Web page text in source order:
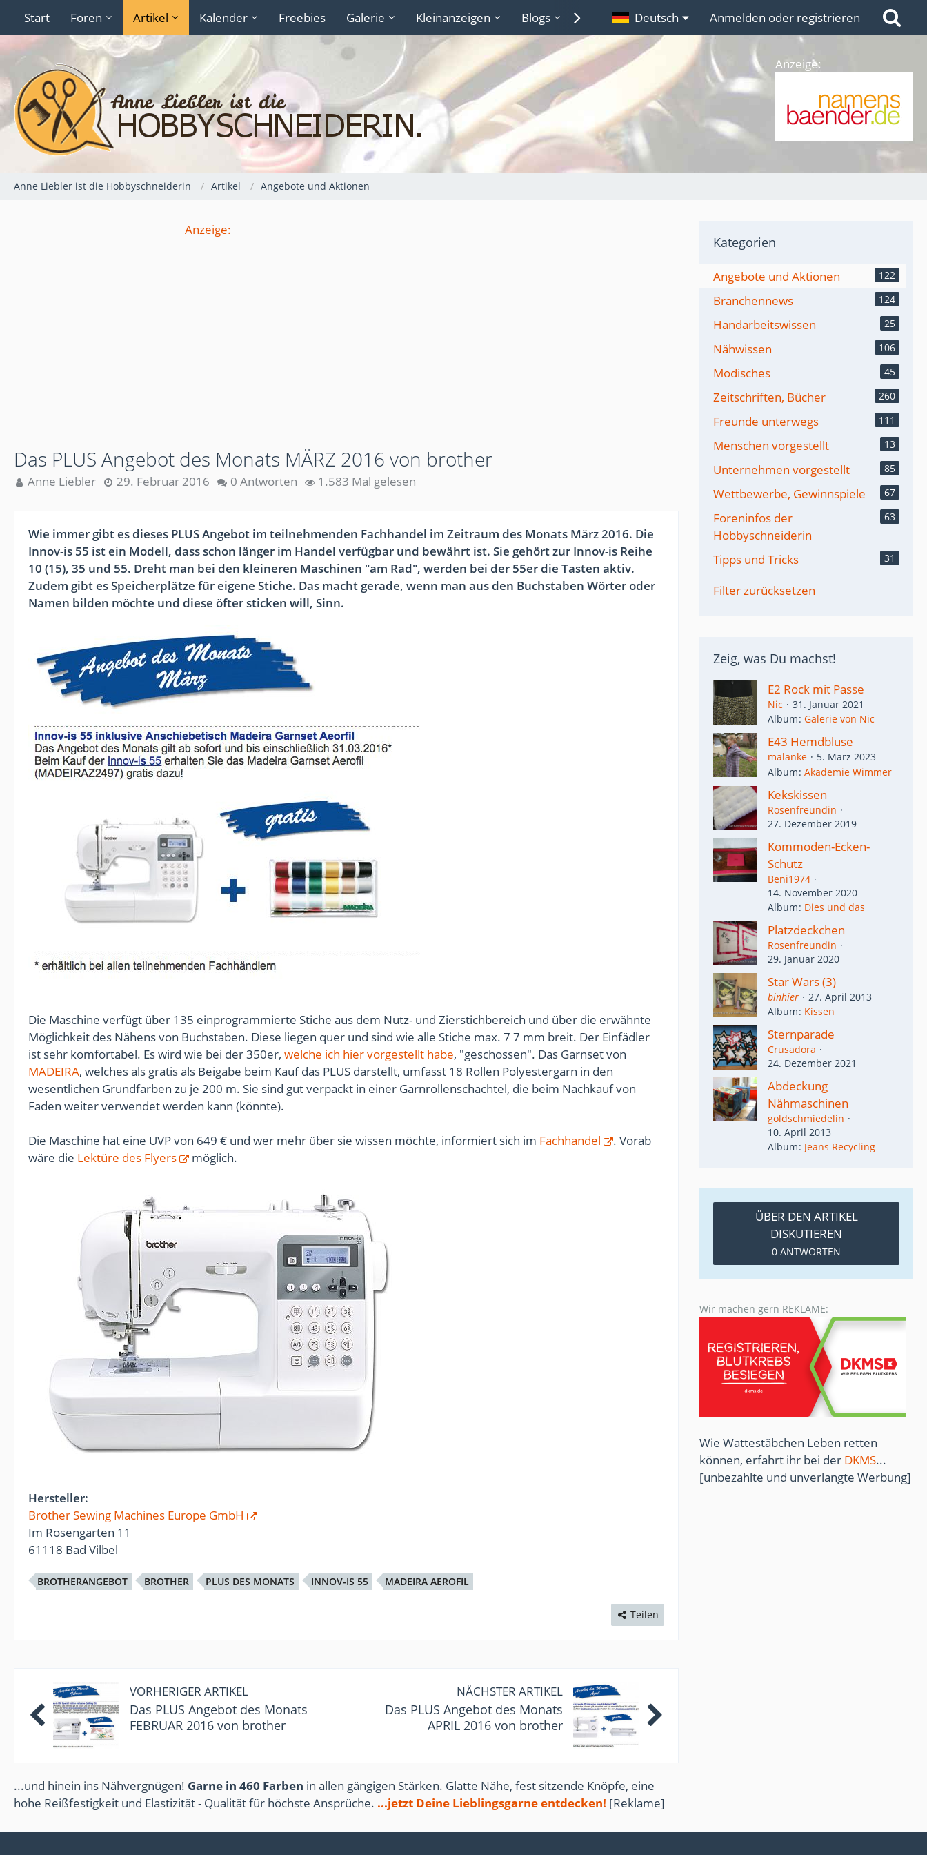
Start Foren Artikel Kalender Freebies Galerie Kleinanzeigen Blogs Lexikon Links
Deutsch Anmelden oder registrieren
Anzeige:
Anne Liebler ist die Hobbyschneiderin Artikel Angebote und Aktionen
Anzeige:
Das PLUS Angebot des Monats MÄRZ 2016 von brother
Anne Liebler 29. Februar 2016 0 Antworten 1.583 Mal gelesen
Wie immer gibt es dieses PLUS Angebot im teilnehmenden Fachhandel im Zeitraum des Monats März 2016. Die
Innov-is 55 ist ein Modell, dass schon länger im Handel verfügbar und bewährt ist. Sie gehört zur Innov-is Reihe
10 (15), 35 und 55. Dreht man bei den kleineren Maschinen "am Rad", werden bei der 55er die Tasten aktiv.
Zudem gibt es Speicherplätze für eigene Stiche. Das macht gerade, wenn man aus den Buchstaben Wörter oder
Namen bilden möchte und diese öfter sticken will, Sinn.
Die Maschine verfügt über 135 einprogrammierte Stiche aus dem Nutz- und Zierstichbereich und über die erwähnte
Möglichkeit des Nähens von Buchstaben. Diese liegen quer und sind wie alle Stiche max. 7 7 mm breit. Der Einfädler
ist sehr komfortabel. Es wird wie bei der 350er, welche ich hier vorgestellt habe, "geschossen". Das Garnset von
MADEIRA, welches als gratis als Beigabe beim Kauf das PLUS darstellt, umfasst 18 Rollen Polyestergarn in den
wesentlichen Grundfarben zu je 200 m. Sie sind gut verpackt in einer Garnrollenschachtel, die beim Nachkauf von
Faden weiter verwendet werden kann (könnte).
Die Maschine hat eine UVP von 649 € und wer mehr über sie wissen möchte, informiert sich im Fachhandel
. Vorab
wäre die Lektüre des Flyers möglich.
Hersteller:
Brother Sewing Machines Europe GmbH
Im Rosengarten 11
61118 Bad Vilbel
BROTHERANGEBOT BROTHER PLUS DES MONATS INNOV-IS 55 MADEIRA AEROFIL
Teilen
VORHERIGER ARTIKEL
Das PLUS Angebot des Monats
FEBRUAR 2016 von brother
NÄCHSTER ARTIKEL
Das PLUS Angebot des Monats
APRIL 2016 von brother
...und hinein ins Nähvergnügen! Garne in 460 Farben in allen gängigen Stärken. Glatte Nähe, fest sitzende Knöpfe, eine
hohe Reißfestigkeit und Elastizität - Qualität für höchste Ansprüche. ...jetzt Deine Lieblingsgarne entdecken! [Reklame]
Kategorien
Angebote und Aktionen 122
Branchennews 124
Handarbeitswissen 25
Nähwissen 106
Modisches 45
Zeitschriften, Bücher 260
Freunde unterwegs 111
Menschen vorgestellt 13
Unternehmen vorgestellt 85
Wettbewerbe, Gewinnspiele 67
Foreninfos der
Hobbyschneiderin
63
Tipps und Tricks 31
Filter zurücksetzen
Zeig, was Du machst!
E2 Rock mit Passe
Nic
31. Januar 2021
Album Galerie von Nic
E43 Hemdbluse
malanke
5. März 2023
Album Akademie Wimmer
Kekskissen
Rosenfreundin
27. Dezember 2019
Kommoden-Ecken-
Schutz
Beni1974
14. November 2020
Album Dies und das
Platzdeckchen
Rosenfreundin
29. Januar 2020
Star Wars (3)
binhier
27. April 2013
Album Kissen
Sternparade
Crusadora
24. Dezember 2021
Abdeckung
Nähmaschinen
goldschmiedelin
10. April 2013
Album Jeans Recycling
ÜBER DEN ARTIKEL
DISKUTIEREN
0 ANTWORTEN
Wir machen gern REKLAME:
Wie Wattestäbchen Leben retten
können, erfahrt ihr bei der DKMS...
[unbezahlte und unverlangte Werbung]